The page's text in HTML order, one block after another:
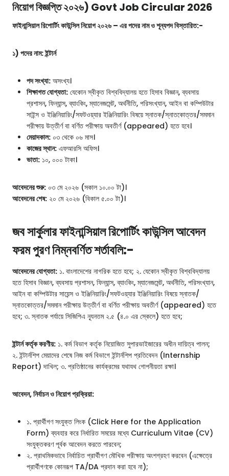
নিয়োগ বিজ্ঞপ্তি ২০২৬) Govt Job Circular 2026
ফাইনান্সিয়াল রিপোর্টিং কাউন্সিল নিয়োগ ২০২৬ – এর পদের নাম ও শূন্যপদ বিস্তারিত:-
১) পদের নাম: ইন্টার্ন
পদ সংখ্যা: অসংখ্য।
শিক্ষাগত যোগ্যতা: যেকোন স্বীকৃত বিশ্ববিদ্যালয় হতে হিসাব বিজ্ঞান, ব্যবসায়
প্রশাসন, ফিন্যান্স, ব্যাংকিং, ম্যানেজমেন্ট, অর্থনীতি, পরিসংখ্যান, আইন বা কম্পিউটার
সাইন্স ও ইঞ্জিনিয়ারিং/সফটওয়্যার ইঞ্জিনিয়ারিং বিষয়ে স্নাতক/স্নাতকোত্তর/সমমান
পরীক্ষায় উত্তীর্ণ বা বর্ণিত পরীক্ষায় অবতীর্ণ (appeared) হতে হবে।
মেয়াদকাল: ০৩ থেকে ০৬ মাস।
কাজের স্থান: এফআরসি অফিস।
ভাতা: ১০, ০০০ টাকা।
আবেদনের শুরু: ০৩ মে ২০২৬ (সকাল ১০.০০ টা)।
আবেদনের শেষ: ২০ মে ২০২৬ (বিকাল ৫.০০ টা)।
জব সার্কুলার ফাইনান্সিয়াল রিপোর্টিং কাউন্সিল আবেদন
ফরম পুরণ নিম্নবর্ণিত শর্তাবলি:-
আবেদনের যোগ্যতা: ১. বাংলাদেশের নাগরিক হতে হবে; ২. যেকোন স্বীকৃত বিশ্ববিদ্যালয়
হতে হিসাব বিজ্ঞান, ব্যবসায় প্রশাসন, ফিন্যান্স, ব্যাংকিং, ম্যানেজমেন্ট, অর্থনীতি, পরিসংখ্যান,
আইন বা কম্পিউটার সায়েন্স ও ইঞ্জিনিয়ারিং/সফটওয়্যার ইঞ্জিনিয়ারিং বিষয়ে স্নাতক/
স্নাতকোত্তর/সমমান পরীক্ষায় উত্তীর্ণ বা বর্ণিত পরীক্ষায় অবতীর্ণ (appeared) হতে
হবে; ৩. স্নাতক পর্যায়ে সিজিপিএ ন্যূনতম ২.৫ (৪.০ এর স্কেলে) হতে হবে;
ইন্টার্ন কর্তৃক করণীয়: ১. কর্ম বিভাগ কর্তৃক নিয়োজিত সুপারভাইজারের অধীন দায়িত্ব পালন;
২. ইন্টার্নশিপ মেয়াদের শেষে নিজ কর্ম বিভাগে ইন্টার্নশিপ প্রতিবেদন (Internship
Report) দাখিল; ৩. প্রতিষ্ঠানের কার্যক্রমের যথাযথ গোপনীয়তা রক্ষা।
আবেদন, নির্বাচন ও নিয়োগ প্রক্রিয়া:
১. প্রার্থীগণ সংযুক্ত লিংক (Click Here for the Application
Form) ব্যবহার করে নির্ধারিত সময়ের মধ্যে Curriculum Vitae (CV)
সংযুক্তকরণ পূর্বক আবেদন করতে পারবেন;
২. প্রাথমিকভাবে নির্বাচিত প্রার্থীগণ মৌখিক পরীক্ষায় অংশগ্রহণ করবেন (এক্ষেত্রে
প্রার্থীগণকে কোনরূপ TA/DA প্রদান করা হবে না);